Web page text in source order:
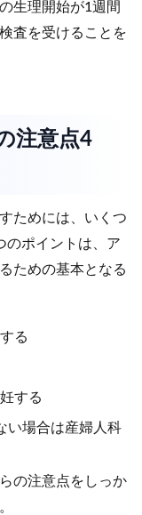
生理開始が1週間
査を受けることを
注意点4
ためには、いくつ
のポイントは、ア
ための基本となる
る
する
い場合は産婦人科
の注意点をしっか